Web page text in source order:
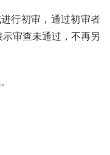
行初审，通过初审者
审查未通过，不再另